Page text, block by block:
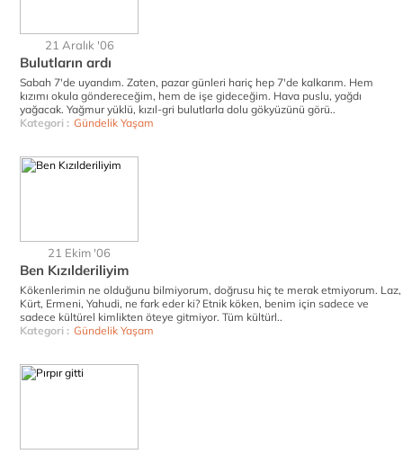
21 Aralık '06
Bulutların ardı
Sabah 7'de uyandım. Zaten, pazar günleri hariç hep 7'de kalkarım. Hem
kızımı okula göndereceğim, hem de işe gideceğim. Hava puslu, yağdı
yağacak. Yağmur yüklü, kızıl-gri bulutlarla dolu gökyüzünü görü..
Kategori : Gündelik Yaşam
21 Ekim '06
Ben Kızılderiliyim
Kökenlerimin ne olduğunu bilmiyorum, doğrusu hiç te merak etmiyorum. Laz,
Kürt, Ermeni, Yahudi, ne fark eder ki? Etnik köken, benim için sadece ve
sadece kültürel kimlikten öteye gitmiyor. Tüm kültürl..
Kategori : Gündelik Yaşam